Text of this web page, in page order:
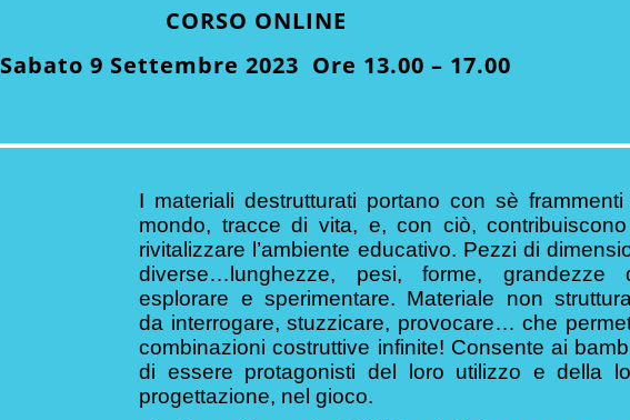
CORSO ONLINE
Sabato 9 Settembre 2023 Ore 13.00 – 17.00
I materiali destrutturati portano con sè
mondo, tracce di vita, e, con ciò,
rivitalizzare l’ambiente educativo. Pezzi di
diverse…lunghezze, pesi, forme, grandezze
esplorare e sperimentare. Materiale non
da interrogare, stuzzicare, provocare… che
combinazioni costruttive infinite! Consente ai
di essere protagonisti del loro utilizzo e della
progettazione, nel gioco.